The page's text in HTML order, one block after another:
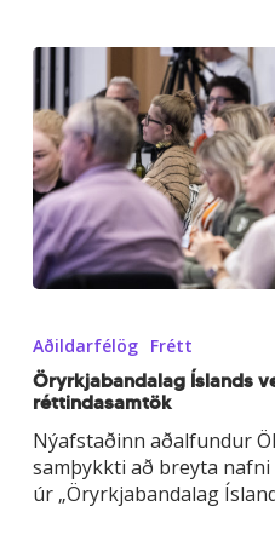
verður
formlega
ÖBÍ
réttindasamtök
Aðildarfélög Frétt
Öryrkjabandalag Íslands
réttindasamtök
Nýafstaðinn aðalfundur
samþykkti að breyta
úr „Öryrkjabandalag